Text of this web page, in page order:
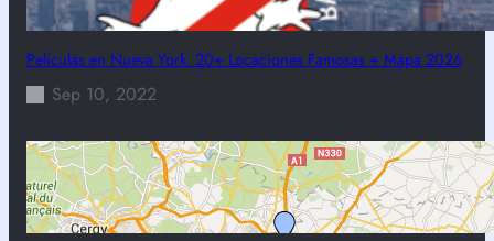
Películas en Nueva York: 20+ Locaciones Famosas + Mapa 2026
Sep 10, 2022